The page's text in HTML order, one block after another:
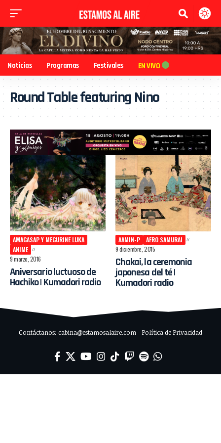
Noticias Programas Festivales EN VIVO
Round Table featuring Nino
AMAGASAP Y MEGURINE LUKA
ANIME
9 marzo, 2016
Aniversario luctuoso de
Hachiko | Kumadori radio
AAMIN-P
AFRO SAMURAI
9 diciembre, 2015
Chakai, la ceremonia
japonesa del té |
Kumadori radio
Contáctanos: cabina@estamosalaire.com - Política de Privacidad